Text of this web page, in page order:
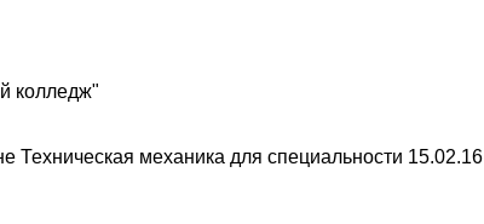
колледж"
механика для специальности 15.02.16